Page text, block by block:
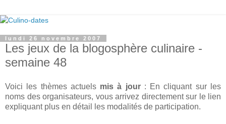
lundi 26 novembre 2007
Les jeux de la blogosphère culinaire -
semaine 48
Voici les thèmes actuels mis à jour: En cliquant sur les
noms des organisateurs, vous arrivez directement sur le lien
expliquant plus en détail les modalités de participation.